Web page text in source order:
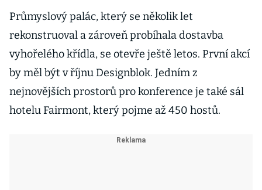
Průmyslový palác, který se několik let
rekonstruoval a zároveň probíhala dostavba
vyhořelého křídla, se otevře ještě letos. První akcí
by měl být v říjnu Designblok. Jedním z
nejnovějších prostorů pro konference je také sál
hotelu Fairmont, který pojme až 450 hostů.